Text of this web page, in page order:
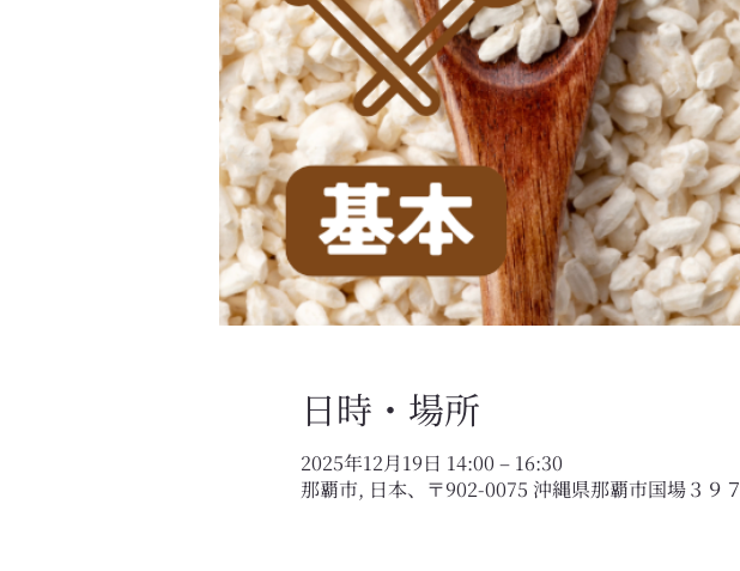
日時・場所
2025年12月19日 14:00 – 16:30
那覇市, 日本、〒902-0075 沖縄県那覇市国場３９